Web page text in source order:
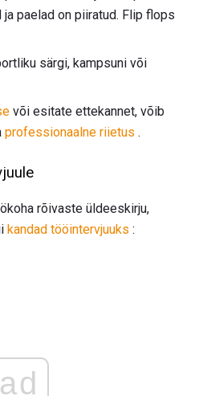
paelad on piiratud. Flip flops
särgi, kampsuni või
või esitate ettekannet, võib
professionaalne riietus .
rõivaste üldeeskirju,
kandad tööintervjuuks :
ad